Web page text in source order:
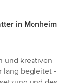
in Monheim
und kreativen
lang begleitet -